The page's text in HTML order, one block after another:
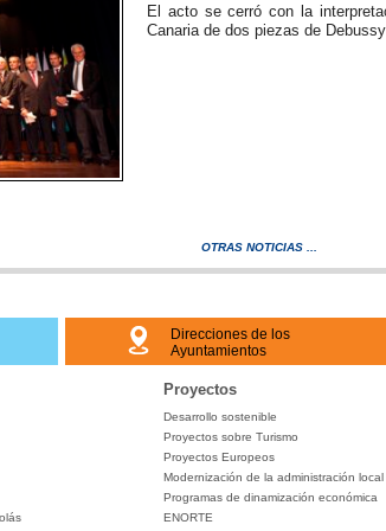
El acto se cerró con la
Canaria de dos piezas de
OTRAS NOTICIAS ...
Direcciones de los
Ayuntamientos
Proyectos
Desarrollo sostenible
Proyectos sobre Turismo
Proyectos Europeos
Modernización de la administración local
Programas de dinamización económica
ENORTE